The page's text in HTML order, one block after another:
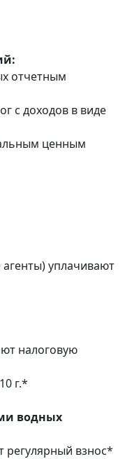
отчетным
с доходов в виде
ценным
уплачивают
налоговую
г.*
водных
регулярный взнос*